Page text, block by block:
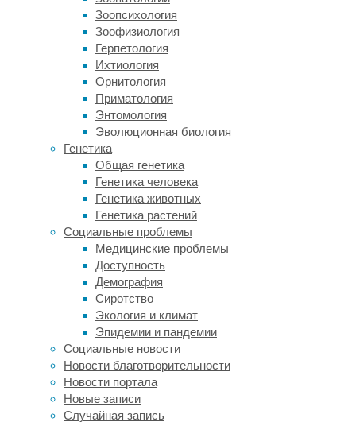
Зоопсихология
Зоофизиология
Герпетология
Ихтиология
Орнитология
Приматология
Энтомология
Эволюционная биология
Генетика
Общая генетика
Генетика человека
Генетика животных
Генетика растений
Социальные проблемы
Медицинские проблемы
Доступность
Демография
Сиротство
Экология и климат
Эпидемии и пандемии
Социальные новости
Новости благотворительности
Новости портала
Новые записи
Случайная запись
них
невозможно
представить
учебный
процесс.
Именно
на
них
ученики
вместе
с
преподавателем
решают
и
разбирают
задачи,
уравнения
и
формулы.
Чтобы
лучше
представлять
как
устроен
человеческий